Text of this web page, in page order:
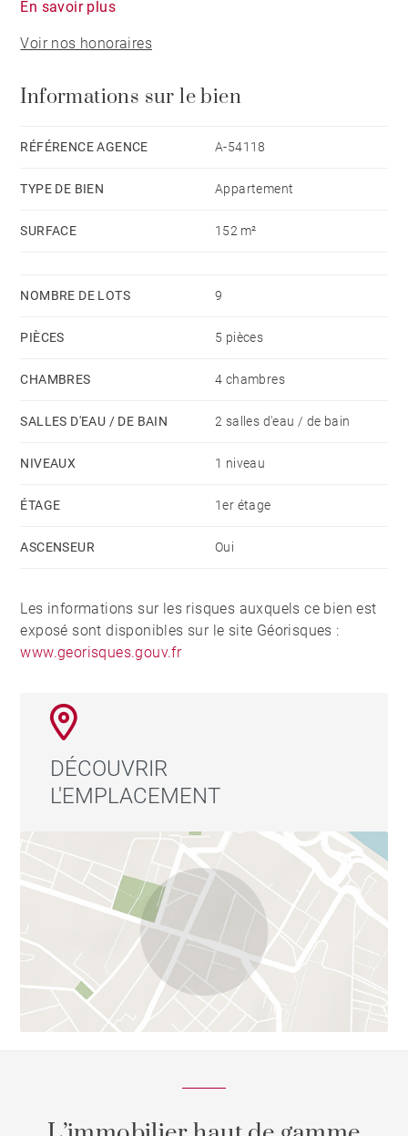
meublée et équipée. Il comprend également 4
chambres dont une suite parentale, un grand dressing
complètent ce bien. Honoraires à la charge du vendeur
moyen de la quote-part de charges courantes 3,200
En savoir plus
Voir nos honoraires
Informations sur le bien
RÉFÉRENCE AGENCE A-54118
TYPE DE BIEN Appartement
SURFACE 152 m²
NOMBRE DE LOTS 9
PIÈCES 5 pièces
CHAMBRES 4 chambres
SALLES D'EAU / DE BAIN 2 salles d'eau / de bain
NIVEAUX 1 niveau
ÉTAGE 1er étage
ASCENSEUR Oui
Les informations sur les risques auxquels ce bien est
exposé sont disponibles sur le site Géorisques :
www.georisques.gouv.fr
DÉCOUVRIR
L'EMPLACEMENT